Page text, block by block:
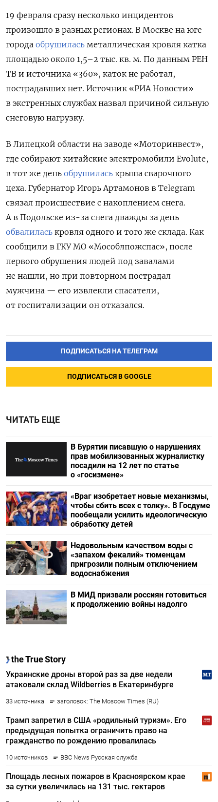
19 февраля сразу несколько инцидентов
произошло в разных регионах. В Москве на юге
города обрушилась металлическая кровля катка
площадью около 1,5–2 тыс. кв. м. По данным РЕН
ТВ и источника «360», каток не работал,
пострадавших нет. Источник «РИА Новости»
в экстренных службах назвал причиной сильную
снеговую нагрузку.
В Липецкой области на заводе «Моторинвест»,
где собирают китайские электромобили Evolute,
в тот же день обрушилась крыша сварочного
цеха. Губернатор Игорь Артамонов в Telegram
связал происшествие с накоплением снега.
А в Подольске из-за снега дважды за день
обвалилась кровля одного и того же склада. Как
сообщили в ГКУ МО «Мособлпожспас», после
первого обрушения людей под завалами
не нашли, но при повторном пострадал
мужчина — его извлекли спасатели,
от госпитализации он отказался.
ПОДПИСАТЬСЯ НА ТЕЛЕГРАМ
ПОДПИСАТЬСЯ В GOOGLE
ЧИТАТЬ ЕЩЕ
В Бурятии писавшую о нарушениях
прав мобилизованных журналистку
посадили на 12 лет по статье
о «госизмене»
«Враг изобретает новые механизмы,
чтобы сбить всех с толку». В Госдуме
пообещали усилить идеологическую
обработку детей
Недовольным качеством воды с
«запахом фекалий» тюменцам
пригрозили полным отключением
водоснабжения
В МИД призвали россиян готовиться
к продолжению войны надолго